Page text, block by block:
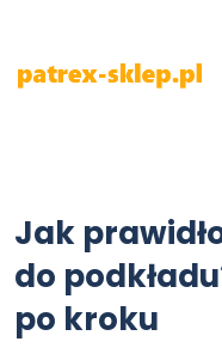
Jak
do
po kroku